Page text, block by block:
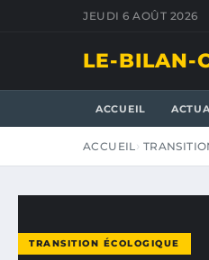
JEUDI 6 AOÛT 2026
LE-BILAN-
ACCUEIL
ACCUEIL
TRANSITION ÉCOLOGIQUE